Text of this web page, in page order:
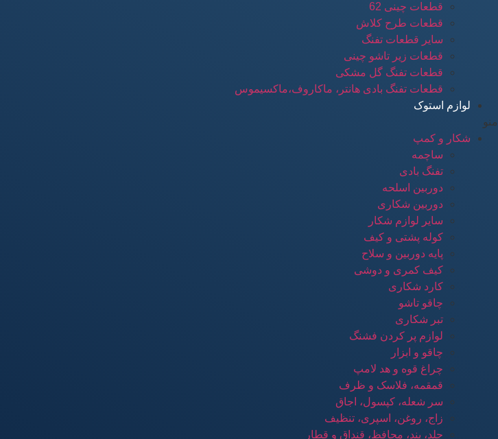
قطعات چینی 62
قطعات طرح کلاش
سایر قطعات تفنگ
قطعات زیر تاشو چینی
قطعات تفنگ گل مشکی
قطعات تفنگ بادی هانتر، ماکاروف،ماکسیموس
لوازم استوک
منو
شکار و کمپ
ساچمه
تفنگ بادی
دوربین اسلحه
دوربین شکاری
سایر لوازم شکار
کوله پشتی و کیف
پایه دوربین و سلاح
کیف کمری و دوشی
کارد شکاری
چاقو تاشو
تبر شکاری
لوازم پر کردن فشنگ
چاقو و ابزار
چراغ قوه و هد لامپ
قمقمه، فلاسک و ظرف
سر شعله، کپسول، اجاق
زاج، روغن، اسپری، تنظیف
جلد، بند، محافظ، قنداق و قطار